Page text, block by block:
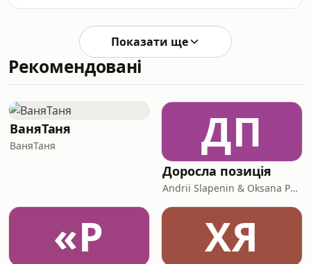
піраміда тощо. У цьому відео
магазинах Техно Їжак та Їжак —
https://ti.ua/ybesida. Як
скористатись: введи промокод під
час замовлення на сайті ti.ua або
Техно Їжак та
Їжак.https://www.instagram.com/
- більше кейсів тут!⌚️Є бренди, які
продають не просто річ, а
Показати ще
Рекомендовані
ВаняТаня
ВаняТаня ДП
Доросла позиція
Andrii Slapenin & Oksana Polonska
«Р ХЯ